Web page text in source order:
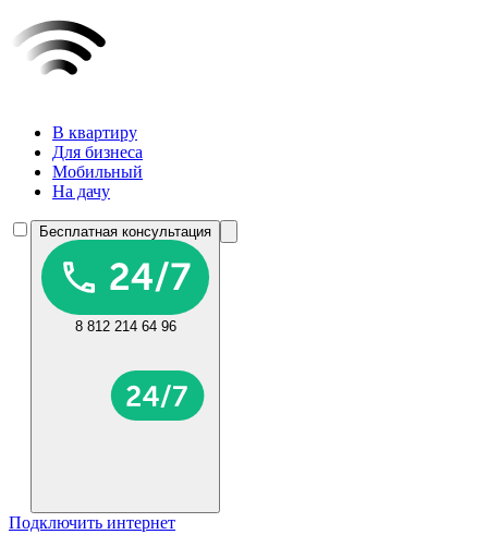
В квартиру
Для бизнеса
Мобильный
На дачу
Бесплатная консультация
8 812 214 64 96
Подключить интернет